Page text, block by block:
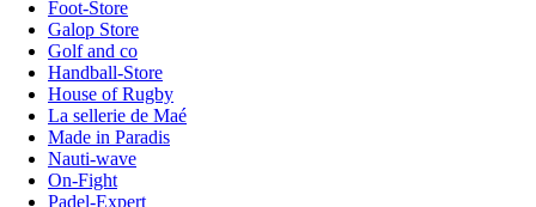
Foot-Store
Galop Store
Golf and co
Handball-Store
House of Rugby
La sellerie de Maé
Made in Paradis
Nauti-wave
On-Fight
Padel-Expert